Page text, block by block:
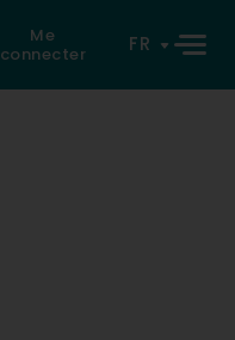
Me
connecter
FR